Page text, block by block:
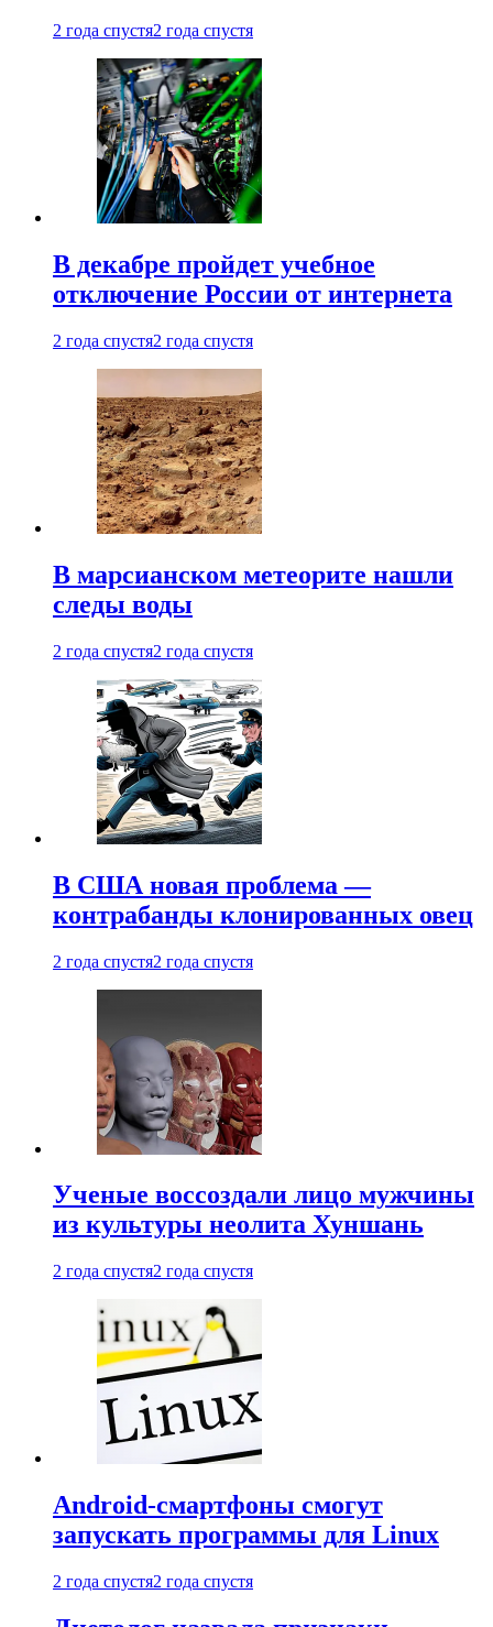
2 года спустя2 года спустя
В декабре пройдет учебное
отключение России от интернета
2 года спустя2 года спустя
В марсианском метеорите нашли
следы воды
2 года спустя2 года спустя
В США новая проблема —
контрабанды клонированных овец
2 года спустя2 года спустя
Ученые воссоздали лицо мужчины
из культуры неолита Хуншань
2 года спустя2 года спустя
Android-смартфоны смогут
запускать программы для Linux
2 года спустя2 года спустя